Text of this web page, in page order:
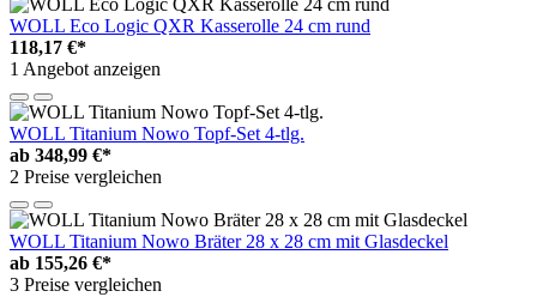
WOLL Eco Logic QXR Kasserolle 24 cm rund
118,17 €*
1 Angebot anzeigen
WOLL Titanium Nowo Topf-Set 4-tlg.
ab 348,99 €*
2 Preise vergleichen
WOLL Titanium Nowo Bräter 28 x 28 cm mit Glasdeckel
ab 155,26 €*
3 Preise vergleichen